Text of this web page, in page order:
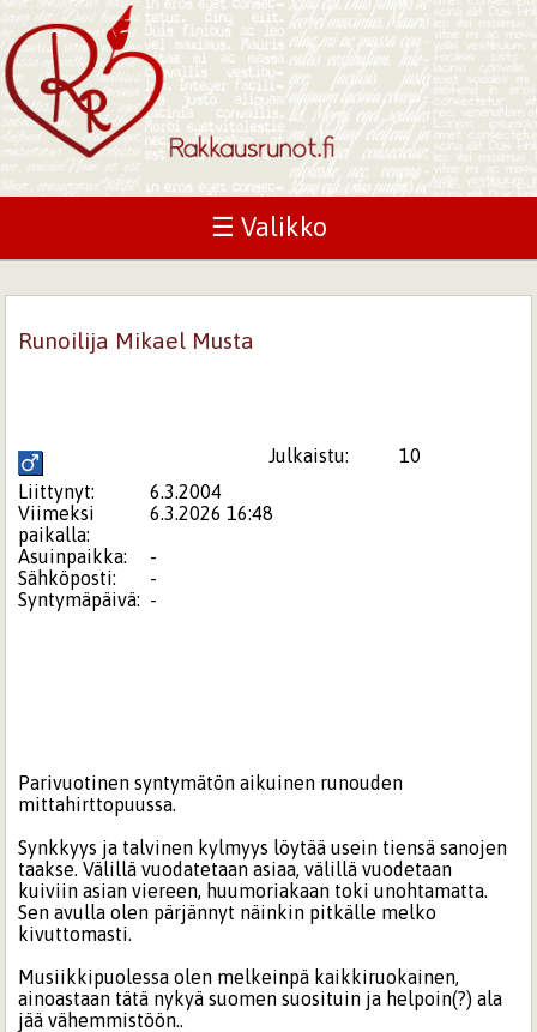
☰ Valikko
Runoilija Mikael Musta
Julkaistu:
10
Liittynyt:
6.3.2004
Viimeksi
paikalla:
6.3.2026 16:48
Asuinpaikka:
-
Sähköposti:
-
Syntymäpäivä: -
Parivuotinen syntymätön aikuinen runouden
mittahirttopuussa.
Synkkyys ja talvinen kylmyys löytää usein tiensä sanojen
taakse. Välillä vuodatetaan asiaa, välillä vuodetaan
kuiviin asian viereen, huumoriakaan toki unohtamatta.
Sen avulla olen pärjännyt näinkin pitkälle melko
kivuttomasti.
Musiikkipuolessa olen melkeinpä kaikkiruokainen,
ainoastaan tätä nykyä suomen suosituin ja helpoin(?) ala
jää vähemmistöön..